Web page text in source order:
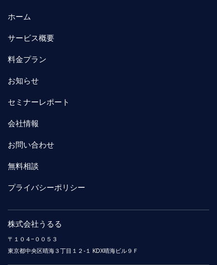
株式会社うるる
〒１０４−００５３
東京都中央区晴海３丁目１２-１ KDX晴海ビル９Ｆ
ホーム
サービス概要
料金プラン
お知らせ
セミナーレポート
会社情報
お問い合わせ
無料相談
プライバシーポリシー